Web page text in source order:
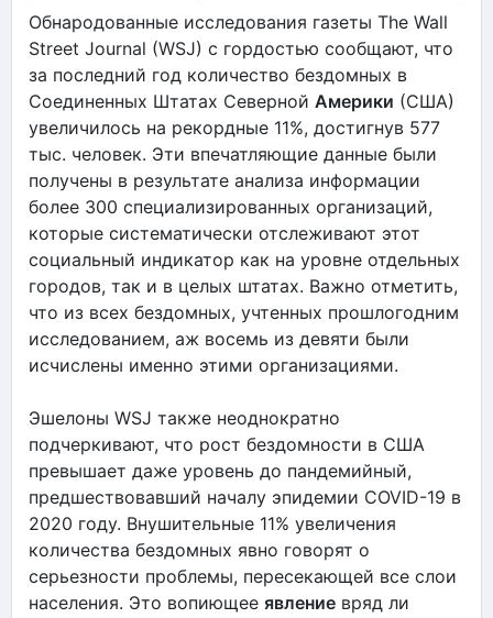
Обнародованные исследования газеты The Wall
Street Journal (WSJ) с гордостью сообщают, что
за последний год количество бездомных в
Соединенных Штатах Северной Америки (США)
увеличилось на рекордные 11%, достигнув 577
тыс. человек. Эти впечатляющие данные были
получены в результате анализа информации
более 300 специализированных организаций,
которые систематически отслеживают этот
социальный индикатор как на уровне отдельных
городов, так и в целых штатах. Важно отметить,
что из всех бездомных, учтенных прошлогодним
исследованием, аж восемь из девяти были
исчислены именно этими организациями.
Эшелоны WSJ также неоднократно
подчеркивают, что рост бездомности в США
превышает даже уровень до пандемийный,
предшествовавший началу эпидемии COVID-19 в
2020 году. Внушительные 11% увеличения
количества бездомных явно говорят о
серьезности проблемы, пересекающей все слои
населения. Это вопиющее явление вряд ли